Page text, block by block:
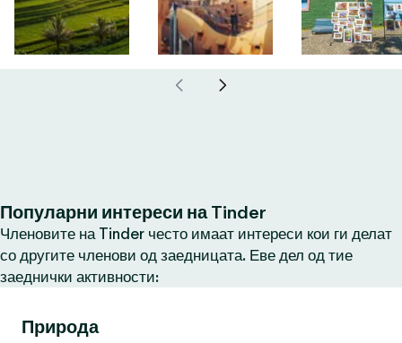
Популарни интереси на Tinder
Членовите на Tinder често имаат интереси кои ги делат
со другите членови од заедницата. Еве дел од тие
заеднички активности:
Природа